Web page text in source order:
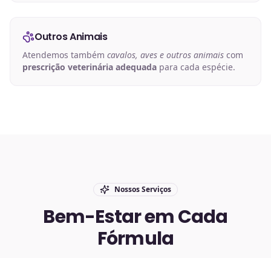
Outros Animais
Atendemos também cavalos, aves e outros animais com
prescrição veterinária adequada para cada espécie.
Nossos Serviços
Bem-Estar em Cada
Fórmula